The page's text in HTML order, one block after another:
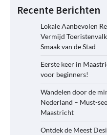
Recente Berichten
Lokale Aanbevolen
Vermijd
Smaak van de Stad
Eerste keer in
voor beginners!
Wandelen door de
Nederland – Must-
Maastricht
Ontdek de Meest